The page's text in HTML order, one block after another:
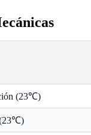
(23℃)
(23℃)